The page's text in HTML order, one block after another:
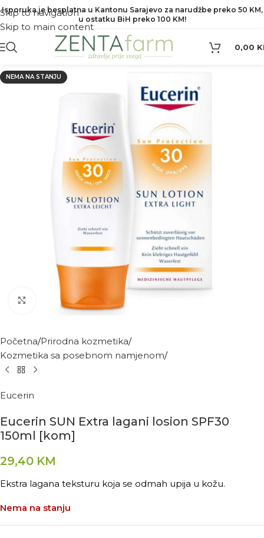
Skip to navigation
Skip to main content
Isporuka je besplatna u Kantonu Sarajevo za narudžbe preko 50 KM,
u ostatku BiH preko 100 KM!
0,00
NEMA NA STANJU
Kliknite za povećanje
Početna Prirodna kozmetika
Kozmetika sa posebnom namjenom
Eucerin
Eucerin SUN Extra lagani losion SPF30
150ml [kom]
29,40 KM
Ekstra lagana teksturu koja se odmah upija u kožu.
Nema na stanju